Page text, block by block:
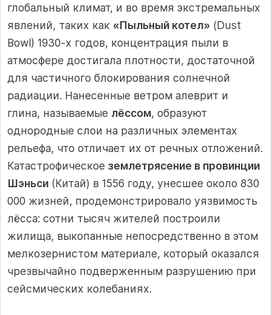
глобальный климат, и во время экстремальных
явлений, таких как «Пыльный котел» (Dust
Bowl) 1930-х годов, концентрация пыли в
атмосфере достигала плотности, достаточной
для частичного блокирования солнечной
радиации. Нанесенные ветром алеврит и
глина, называемые лёссом, образуют
однородные слои на различных элементах
рельефа, что отличает их от речных отложений.
Катастрофическое землетрясение в провинции
Шэньси (Китай) в 1556 году, унесшее около 830
000 жизней, продемонстрировало уязвимость
лёсса: сотни тысяч жителей построили
жилища, выкопанные непосредственно в этом
мелкозернистом материале, который оказался
чрезвычайно подверженным разрушению при
сейсмических колебаниях.